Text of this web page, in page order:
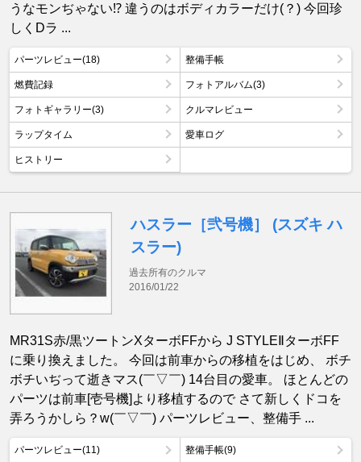
うなモンぢゃない⁉︎ 違うのはボディカラーだけ(？) 今回珍
しくDラ ...
パーツレビュー(18) 整備手帳
燃費記録 フォトアルバム(3)
フォトギャラリー(3) クルマレビュー
ラップタイム 愛車ログ
ヒストリー
ハスラー［弐号機］ (スズキ ハ
スラー)
過去所有のクルマ
2016/01/22
MR31S赤/黒ツートンXターボFFから J STYLEⅡターボFF
に乗り換えました。 今回は前車からの移植をはじめ、 ボチ
ボチいぢって逝きマス(￣▽￣) 14台目の愛車。 ほとんどの
パーツは前車[壱号機]より移植するので さて新しくドコを
弄ろうかしら？w(￣▽￣) パーツレビュー、整備手 ...
パーツレビュー(11) 整備手帳(9)